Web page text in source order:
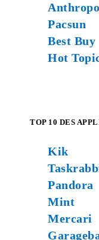
Pacsun
Best Buy
Hot
TOP 10 DES
Kik
Pandora
Mint
Mercari